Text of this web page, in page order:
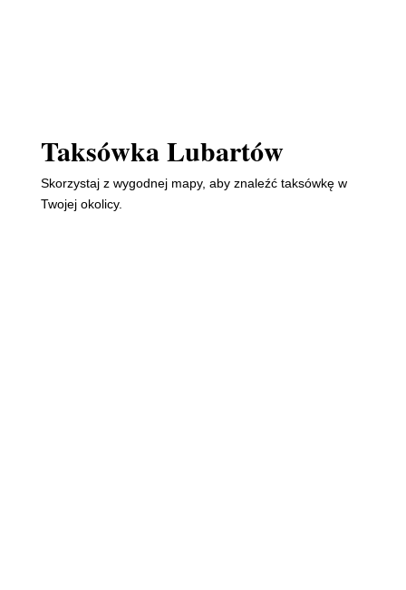
Taksówka Lubartów
Skorzystaj z wygodnej mapy, aby znaleźć taksówkę w
Twojej okolicy.